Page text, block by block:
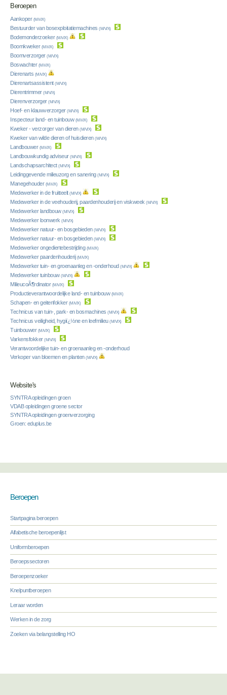
Beroepen
Aankoper (M/V/X)
Bestuurder van bosexploitatiemachines (M/V/X)
Bodemonderzoeker (M/V/X)
Boomkweker (M/V/X)
Boomverzorger (M/V/X)
Boswachter (M/V/X)
Dierenarts (M/V/X)
Dierenartsassistent (M/V/X)
Dierentrimmer (M/V/X)
Dierenverzorger (M/V/X)
Hoef- en klauwverzorger (M/V/X)
Inspecteur land- en tuinbouw (M/V/X)
Kweker - verzorger van dieren (M/V/X)
Kweker van wilde dieren of huisdieren (M/V/X)
Landbouwer (M/V/X)
Landbouwkundig adviseur (M/V/X)
Landschapsarchitect (M/V/X)
Leidinggevende milieuzorg en sanering (M/V/X)
Manegehouder (M/V/X)
Medewerker in de fruitteelt (M/V/X)
Medewerker in de veehouderij, paardenhouderij en viskweek (M/V/X)
Medewerker landbouw (M/V/X)
Medewerker loonwerk (M/V/X)
Medewerker natuur- en bosgebieden (M/V/X)
Medewerker natuur- en bosgebieden (M/V/X)
Medewerker ongediertebestrijding (M/V/X)
Medewerker paardenhouderij (M/V/X)
Medewerker tuin- en groenaanleg en -onderhoud (M/V/X)
Medewerker tuinbouw (M/V/X)
MilieucoÃ¶rdinator (M/V/X)
Productieverantwoordelijke land- en tuinbouw (M/V/X)
Schapen- en geitenfokker (M/V/X)
Technicus van tuin-, park- en bosmachines (M/V/X)
Technicus veiligheid, hygiï¿½ne en leefmilieu (M/V/X)
Tuinbouwer (M/V/X)
Varkensfokker (M/V/X)
Verantwoordelijke tuin- en groenaanleg en -onderhoud
Verkoper van bloemen en planten (M/V/X)
Website's
SYNTRA opleidingen groen
VDAB opleidingen groene sector
SYNTRA opleidingen groenverzorging
Groen: eduplus.be
Beroepen
Startpagina beroepen
Alfabetische beroepenlijst
Uniformberoepen
Beroepssectoren
Beroepenzoeker
Knelpuntberoepen
Leraar worden
Werken in de zorg
Zoeken via belangstelling HO